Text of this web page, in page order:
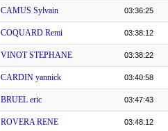
CAMUS Sylvain 03:36:25
COQUARD Remi 03:38:12
VINOT STEPHANE 03:38:22
CARDIN yannick 03:40:58
BRUEL eric 03:47:43
ROVERA RENE 03:48:12